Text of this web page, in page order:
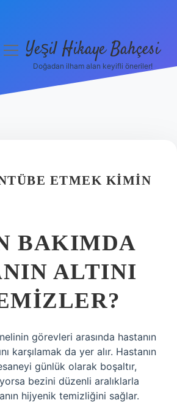
menüyüYeşil Hikaye Bahçesi
Doğadan ilham alan keyifli öneriler!
ETMEK KIMIN
BAKIMDA
ALTINI
görevleri arasında hastanın
karşılamak da yer alır. Hastanın
günlük olarak boşaltır,
bezini düzenli aralıklarla
hijyenik temizliğini sağlar.